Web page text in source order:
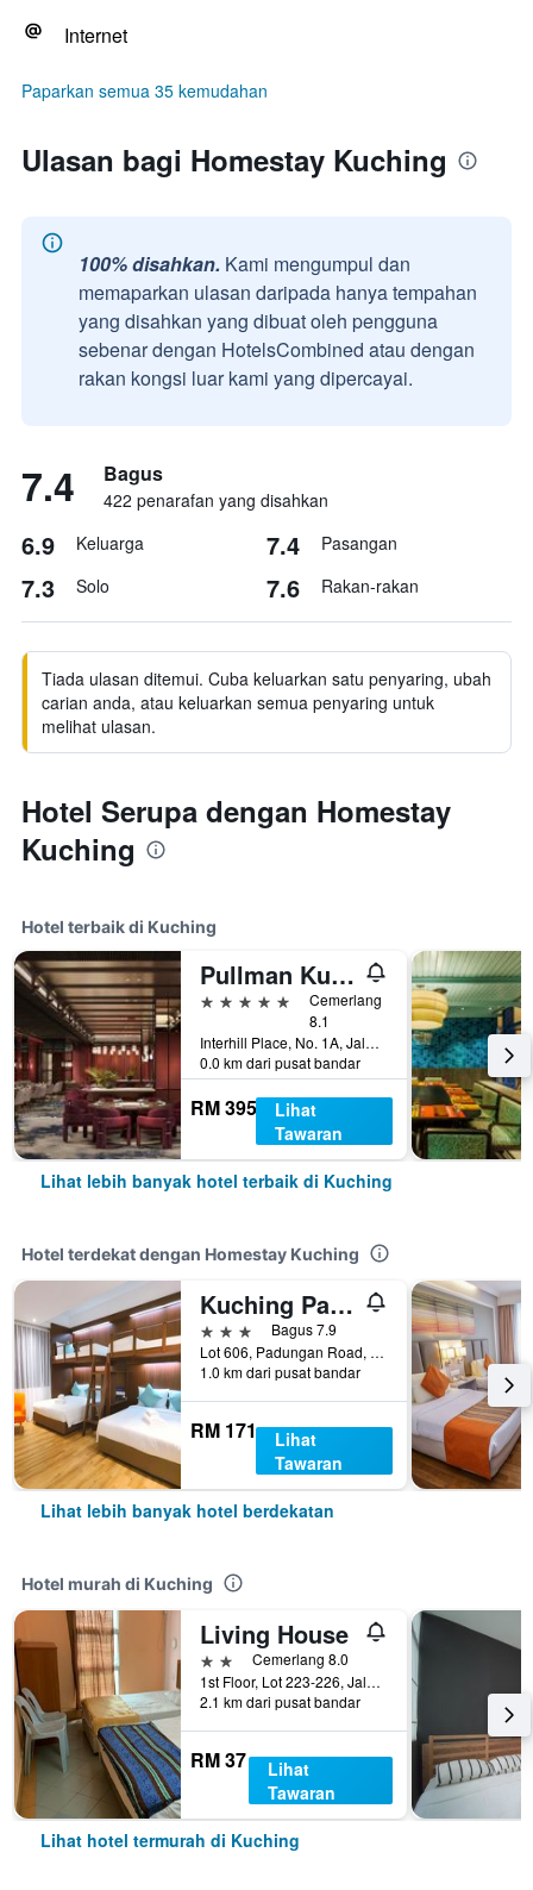
Internet
Paparkan semua 35 kemudahan
Ulasan bagi Homestay Kuching
100% disahkan. Kami mengumpul dan
memaparkan ulasan daripada hanya tempahan
yang disahkan yang dibuat oleh pengguna
sebenar dengan HotelsCombined atau dengan
rakan kongsi luar kami yang dipercayai.
7.4 Bagus
422 penarafan yang disahkan
6.9 Keluarga 7.4 Pasangan
7.3 Solo 7.6 Rakan-rakan
Tiada ulasan ditemui. Cuba keluarkan satu penyaring, ubah
carian anda, atau keluarkan semua penyaring untuk
melihat ulasan.
Hotel Serupa dengan Homestay
Kuching
Hotel terbaik di Kuching
Pullman Kuching
5 bintang
Cemerlang
8.1
Interhill Place, No. 1A, Jalan Mathies, Kuching, Malaysia
0.0 km dari pusat bandar
RM 395
Lihat
Tawaran
Lihat lebih banyak hotel terbaik di Kuching
Hotel terdekat dengan Homestay Kuching
Kuching Park Hotel
3 bintangBagus 7.9
Lot 606, Padungan Road, Kuching, Malaysia
1.0 km dari pusat bandar
RM 171
Lihat
Tawaran
Lihat lebih banyak hotel berdekatan
Hotel murah di Kuching
Living House
2 bintangCemerlang 8.0
1st Floor, Lot 223-226, Jalan Ban Hock, Kuching, Malaysia
2.1 km dari pusat bandar
RM 37
Lihat
Tawaran
Lihat hotel termurah di Kuching